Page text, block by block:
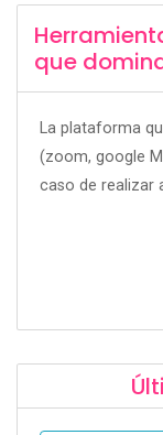
que
La plataforma
(zoom, google
caso de realizar